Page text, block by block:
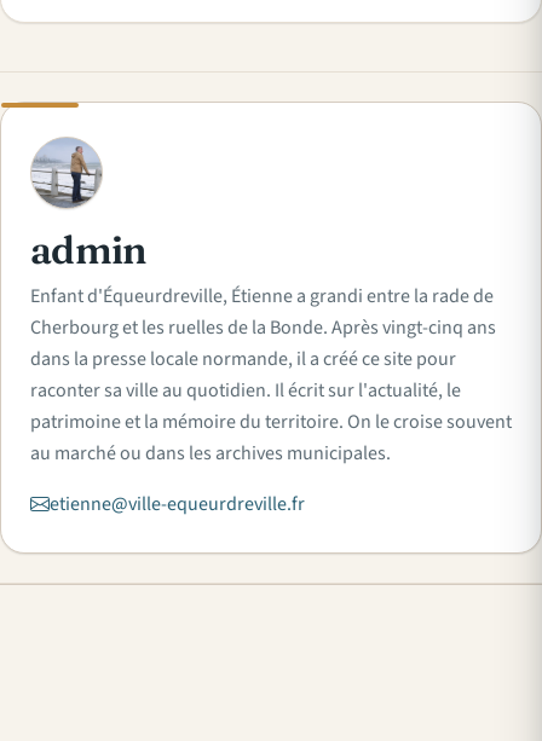
A
admin
Enfant d'Équeurdreville, Étienne a grandi entre la rade de
Cherbourg et les ruelles de la Bonde. Après vingt-cinq ans
dans la presse locale normande, il a créé ce site pour
raconter sa ville au quotidien. Il écrit sur l'actualité, le
patrimoine et la mémoire du territoire. On le croise souvent
au marché ou dans les archives municipales.
etienne@ville-equeurdreville.fr